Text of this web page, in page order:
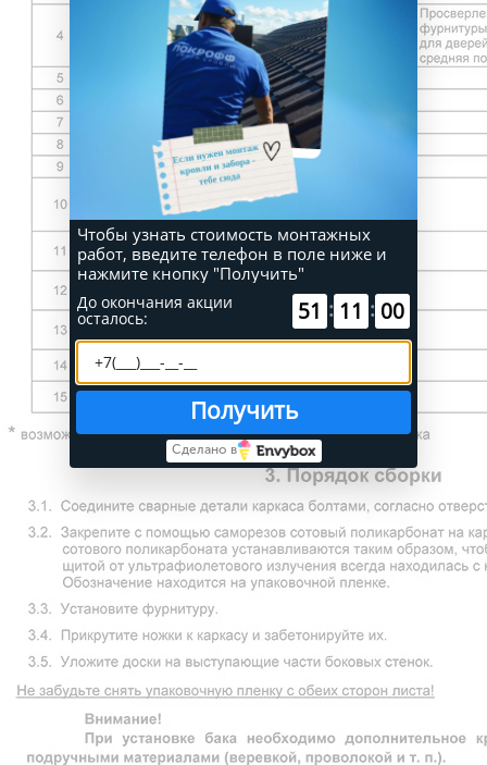
Чтобы узнать стоимость монтажных
работ, введите телефон в поле ниже и
нажмите кнопку "Получить"
До окончания акции
осталось: 51 : 11 : 00
Получить
Сделано в